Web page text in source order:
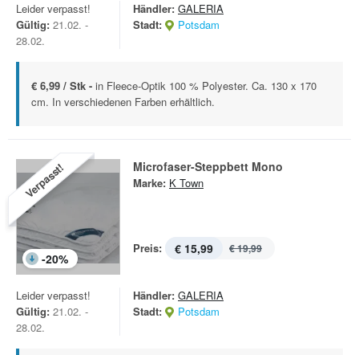
Leider verpasst!
Gültig: 21.02. -
28.02.
Händler: GALERIA
Stadt:
Potsdam
€ 6,99 / Stk - in Fleece-Optik 100 % Polyester. Ca. 130 x 170
cm. In verschiedenen Farben erhältlich.
Verpasst!
-20%
Microfaser-Steppbett Mono
Marke: K Town
Preis: € 15,99 € 19,99
Leider verpasst!
Gültig: 21.02. -
28.02.
Händler: GALERIA
Stadt:
Potsdam